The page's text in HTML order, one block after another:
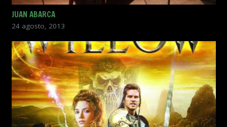
JUAN ABARCA
24 agosto, 2013